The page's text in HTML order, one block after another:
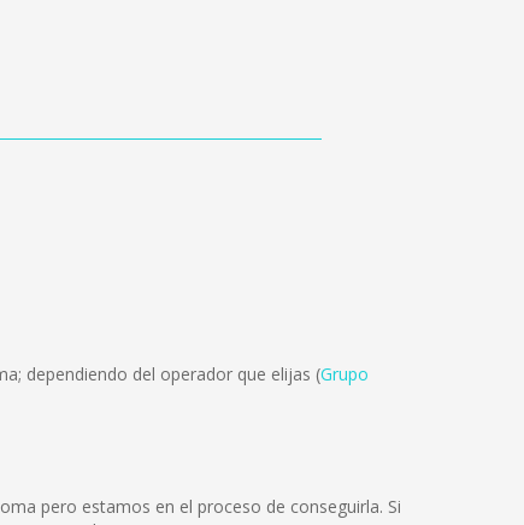
dependiendo del operador que elijas (Grupo
pero estamos en el proceso de conseguirla. Si